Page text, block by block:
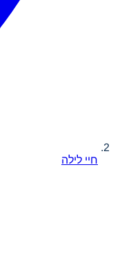
חיי לילה